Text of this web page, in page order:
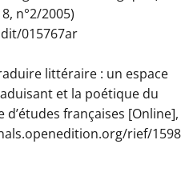
n°2/2005)
015767ar
littéraire : un espace
et la poétique du
françaises [Online],
rief/1598